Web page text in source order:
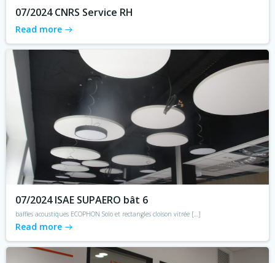
07/2024 CNRS Service RH
Read more
07/2024 ISAE SUPAERO bât 6
baffles acoustiques ECOPHON Solo et rectangles cloison vitrée […]
Read more